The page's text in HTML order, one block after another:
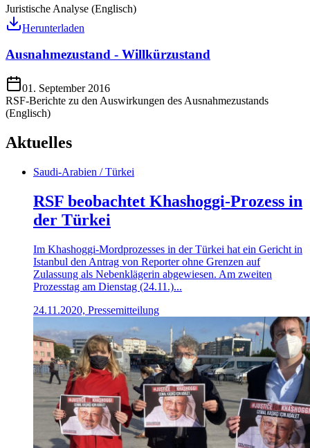
Juristische Analyse (Englisch)
Herunterladen
Ausnahmezustand - Willkürzustand
01. September 2016
RSF-Berichte zu den Auswirkungen des Ausnahmezustands
(Englisch)
Aktuelles
Saudi-Arabien / Türkei
RSF beobachtet Khashoggi-Prozess in
der Türkei
Im Khashoggi-Mordprozesses in der Türkei hat ein Gericht in
Istanbul den Antrag von Reporter ohne Grenzen auf
Zulassung als Nebenklägerin abgewiesen. Am zweiten
Prozesstag am Dienstag (24.11.)...
24.11.2020, Pressemitteilung